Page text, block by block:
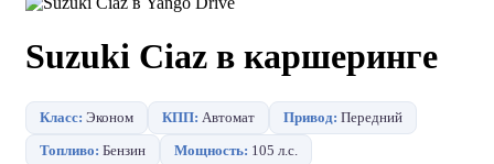
Suzuki Ciaz в каршеринге
Класс: Эконом КПП: Автомат Привод: Передний
Топливо: Бензин Мощность: 105 л.с.